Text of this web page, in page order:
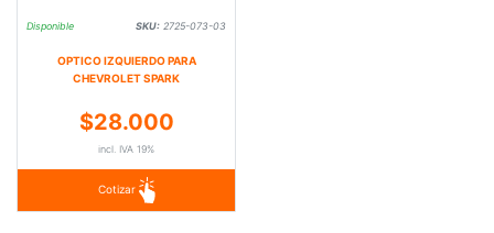
Disponible SKU: 2725-073-03
OPTICO IZQUIERDO PARA
CHEVROLET SPARK
$28.000
incl. IVA 19%
Cotizar